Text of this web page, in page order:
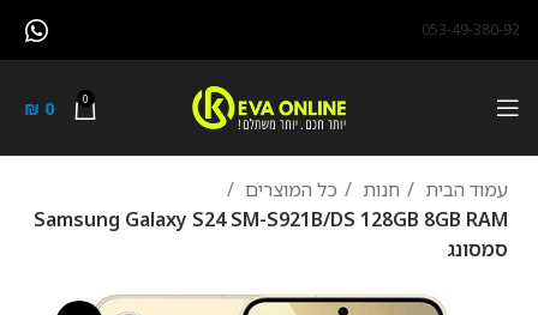
053-49-380-92
0
₪ 0
עמוד הבית חנות
כל המוצרים
Samsung Galaxy S24 SM-S921B/DS 128GB 8GB RAM
סמסונג